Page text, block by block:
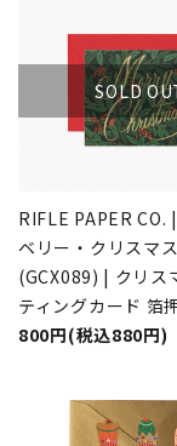
SOLD
RIFLE PAPER CO.
ベリー・クリスマス
(GCX089) | クリス
ティングカード 箔
800円(税込880円)